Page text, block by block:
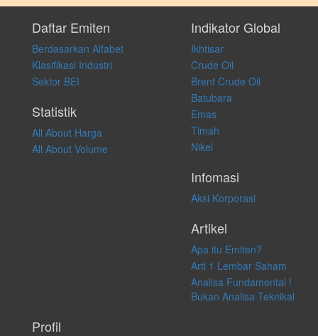
pribadi. Kami tidak memberi anjuran, saran, rekomendasi untuk
membeli, menjual atau melakukan aktivitas lain yang terkait dengan
transaksi perdagangan apapun, dan kami tidak bertanggung jawab
atas keputusan investasi yang dilakukan dalam kondisi dan situasi
apapun juga, yang diakibatkan secara langsung maupun tidak
langsung atas konten pada website ini.
Daftar Emiten
Berdasarkan Alfabet
Klasifikasi Industri
Sektor BEI
Statistik
All About Harga
All About Volume
Indikator Global
Ikhtisar
Crude Oil
Brent Crude Oil
Batubara
Emas
Timah
Nikel
Infomasi
Aksi Korporasi
Artikel
Apa itu Emiten?
Arti 1 Lembar Saham
Analisa Fundamental !
Bukan Analisa Teknikal
Profil